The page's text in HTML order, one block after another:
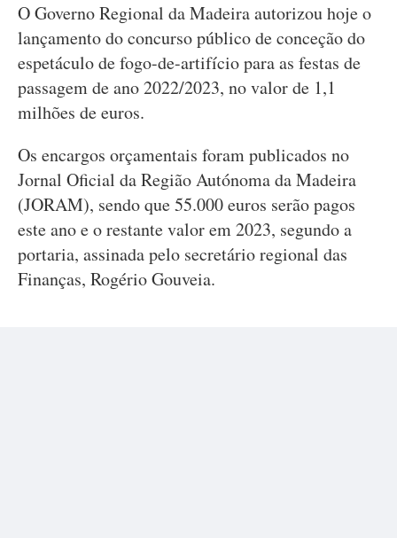
O Governo Regional da Madeira autorizou hoje o
lançamento do concurso público de conceção do
espetáculo de fogo-de-artifício para as festas de
passagem de ano 2022/2023, no valor de 1,1
milhões de euros.
Os encargos orçamentais foram publicados no
Jornal Oficial da Região Autónoma da Madeira
(JORAM), sendo que 55.000 euros serão pagos
este ano e o restante valor em 2023, segundo a
portaria, assinada pelo secretário regional das
Finanças, Rogério Gouveia.